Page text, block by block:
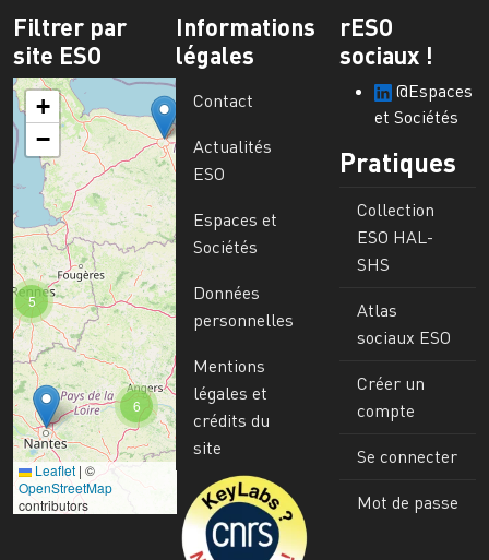
Filtrer par
site ESO
6
5
+
−
Leaflet | ©
OpenStreetMap
contributors
Informations
légales
Contact
Actualités
ESO
Espaces et
Sociétés
Données
personnelles
Mentions
légales et
crédits du
site
Image
rESO
sociaux !
@Espaces
et Sociétés
Pratiques
Collection
ESO HAL-
SHS
Atlas
sociaux ESO
Créer un
compte
Se connecter
Mot de passe